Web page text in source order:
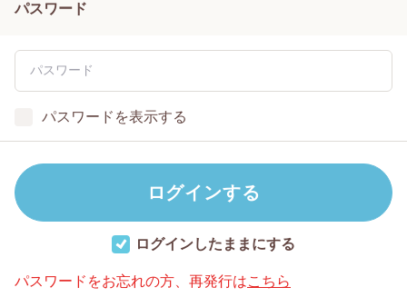
パスワード
パスワードを表示する
ログインしたままにする
パスワードをお忘れの方、再発行はこちら